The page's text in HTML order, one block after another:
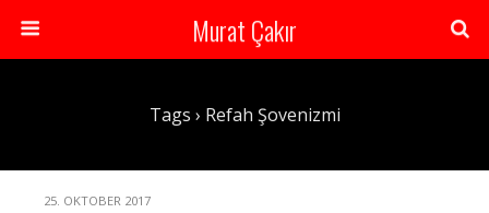
Murat Çakır
Tags › Refah Şovenizmi
25. OKTOBER 2017